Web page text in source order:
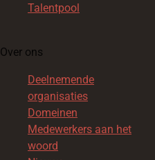
Talentpool
Over ons
Deelnemende
organisaties
Domeinen
Medewerkers aan het
woord